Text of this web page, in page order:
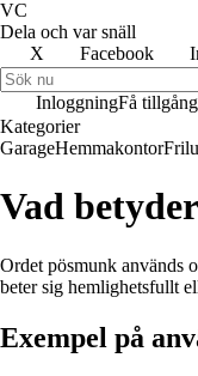
VC
Dela och var snäll
X
Facebook
InloggningFå tillgång
Kategorier
GarageHemmakontor
Vad
Ordet pösmunk används
beter sig hemlighetsfullt
Exempel på